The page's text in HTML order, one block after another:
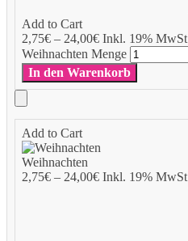
Add to Cart
2,75€– 24,00€Inkl. 19% MwSt
Weihnachten Menge
In den Warenkorb
Add to Cart
Weihnachten
2,75€– 24,00€Inkl. 19% MwSt